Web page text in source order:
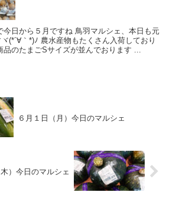
今日から５月ですね 鳥羽マルシェ、本日も元
(*´∀｀*)ﾉ 農水産物もたくさん入荷しており
品のたまごSサイズが並んでおります ...
６月１日（月）今日のマルシェ
）今日のマルシェ